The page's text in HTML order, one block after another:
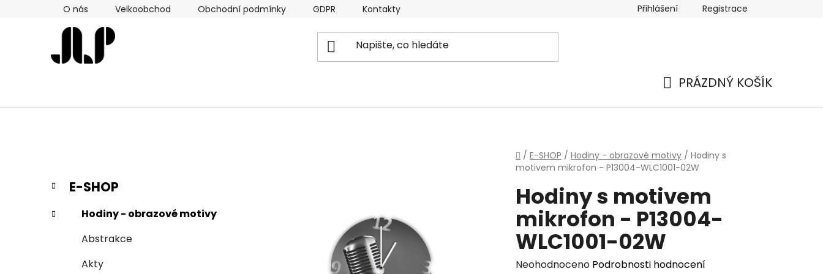
O nás Velkoobchod Obchodní podmínky GDPR Kontakty Přihlášení Registrace
PRÁZDNÝ KOŠÍK
Domů
/ E-SHOP / Hodiny - obrazové motivy / Hodiny s
motivem mikrofon - P13004-WLC1001-02W
P
s
Přeskočit
kategorie
K
a
t
e
E-SHOP
Hodiny - obrazové motivy
Abstrakce
Akty
Hodiny s motivem
mikrofon - P13004-
WLC1001-02W
Průměrné
Neohodnoceno Podrobnosti hodnocení